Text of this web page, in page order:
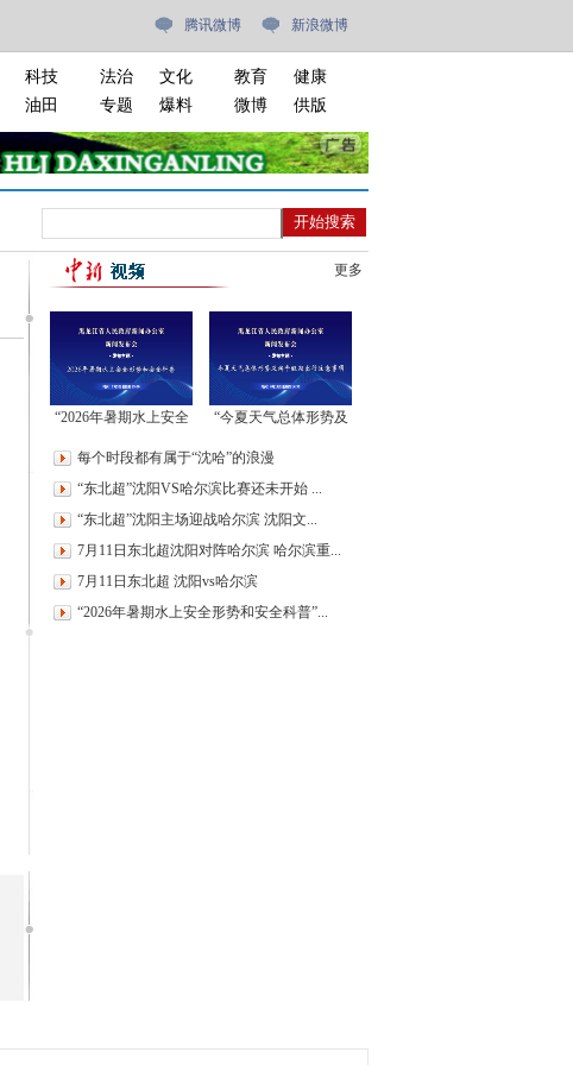
腾讯微博 新浪微博
科技
油田
法治
文化
专题
爆料
教育
健康
微博
供版
更多
“2026年暑期水上安全
发布会
“今夏天气总体形势及
项”新闻发布会
每个时段都有属于“沈哈”的浪漫
“东北超”沈阳VS哈尔滨比赛还未开始 ...
“东北超”沈阳主场迎战哈尔滨 沈阳文...
7月11日东北超沈阳对阵哈尔滨 哈尔滨重...
7月11日东北超 沈阳vs哈尔滨
“2026年暑期水上安全形势和安全科普”...